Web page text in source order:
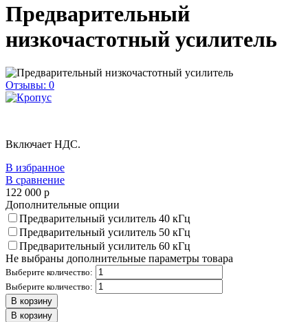
Предварительный
низкочастотный усилитель
Отзывы: 0
Включает НДС.
В избранное
В сравнение
122 000 p
Дополнительные опции
Предварительный усилитель 40 кГц
Предварительный усилитель 50 кГц
Предварительный усилитель 60 кГц
Не выбраны дополнительные параметры товара
Выберите количество:
Выберите количество:
В корзину
В корзину